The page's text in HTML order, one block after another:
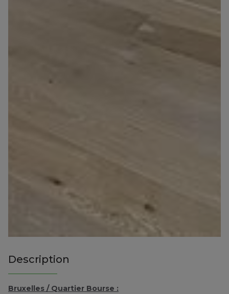
Description
Bruxelles / Quartier Bourse :